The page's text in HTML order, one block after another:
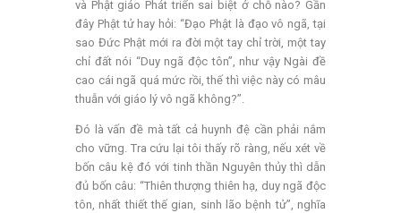
và Phật giáo Phát triển sai biệt ở chỗ nào? Gần
đây Phật tử hay hỏi: “Đạo Phật là đạo vô ngã, tại
sao Đức Phật mới ra đời một tay chỉ trời, một tay
chỉ đất nói “Duy ngã độc tôn”, như vậy Ngài đề
cao cái ngã quá mức rồi, thế thì việc này có mâu
thuẫn với giáo lý vô ngã không?”.
Đó là vấn đề mà tất cả huynh đệ cần phải nắm
cho vững. Tra cứu lại tôi thấy rõ ràng, nếu xét về
bốn câu kệ đó với tinh thần Nguyên thủy thì dẫn
đủ bốn câu: “Thiên thượng thiên hạ, duy ngã độc
tôn, nhất thiết thế gian, sinh lão bệnh tử”, nghĩa